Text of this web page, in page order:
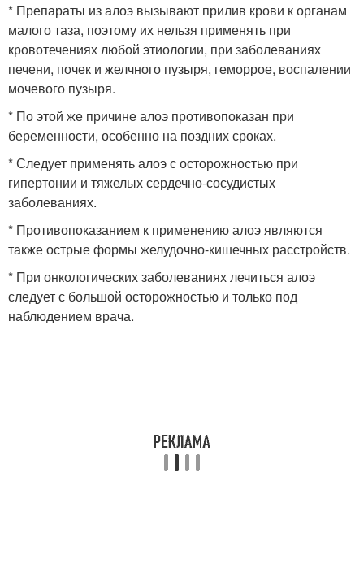
* Препараты из алоэ вызывают прилив крови к органам
малого таза, поэтому их нельзя применять при
кровотечениях любой этиологии, при заболеваниях
печени, почек и желчного пузыря, геморрое, воспалении
мочевого пузыря.
* По этой же причине алоэ противопоказан при
беременности, особенно на поздних сроках.
* Следует применять алоэ с осторожностью при
гипертонии и тяжелых сердечно-сосудистых
заболеваниях.
* Противопоказанием к применению алоэ являются
также острые формы желудочно-кишечных расстройств.
* При онкологических заболеваниях лечиться алоэ
следует с большой осторожностью и только под
наблюдением врача.